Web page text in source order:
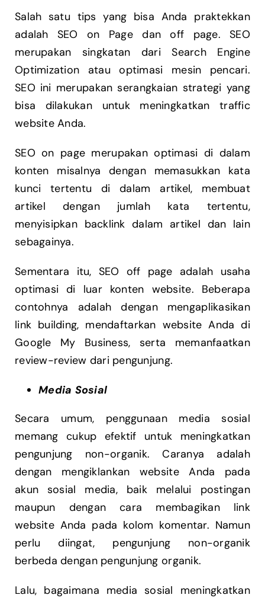
Salah satu tips yang bisa Anda praktekkan
adalah SEO on Page dan off page. SEO
merupakan singkatan dari Search Engine
Optimization atau optimasi mesin pencari.
SEO ini merupakan serangkaian strategi yang
bisa dilakukan untuk meningkatkan traffic
website Anda.
SEO on page merupakan optimasi di dalam
konten misalnya dengan memasukkan kata
kunci tertentu di dalam artikel, membuat
artikel dengan jumlah kata tertentu,
menyisipkan backlink dalam artikel dan lain
sebagainya.
Sementara itu, SEO off page adalah usaha
optimasi di luar konten website. Beberapa
contohnya adalah dengan mengaplikasikan
link building, mendaftarkan website Anda di
Google My Business, serta memanfaatkan
review-review dari pengunjung.
Media Sosial
Secara umum, penggunaan media sosial
memang cukup efektif untuk meningkatkan
pengunjung non-organik. Caranya adalah
dengan mengiklankan website Anda pada
akun sosial media, baik melalui postingan
maupun dengan cara membagikan link
website Anda pada kolom komentar. Namun
perlu diingat, pengunjung non-organik
berbeda dengan pengunjung organik.
Lalu, bagaimana media sosial meningkatkan